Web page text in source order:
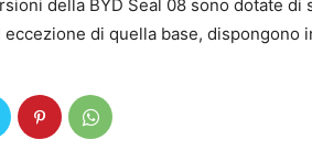
della BYD Seal 08 sono dotate
eccezione di quella base,